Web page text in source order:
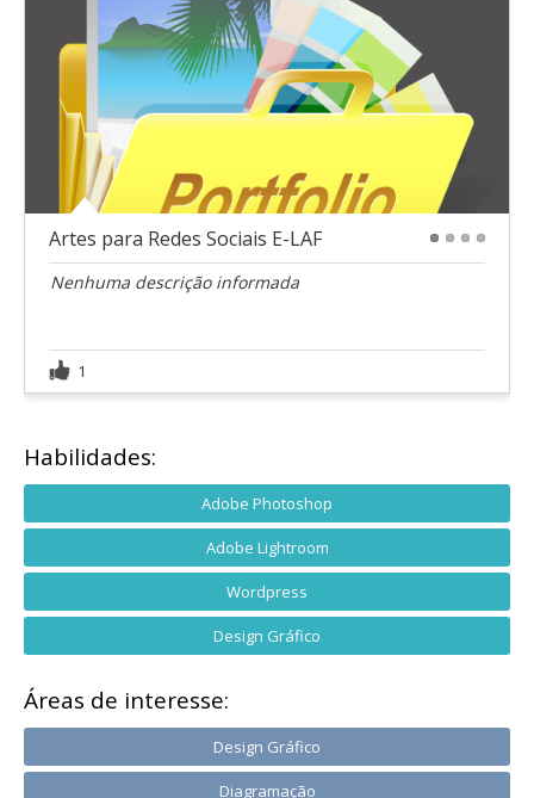
Artes para Redes Sociais E-LAF
Nenhuma descrição informada
1
Habilidades:
Adobe Photoshop
Adobe Lightroom
Wordpress
Design Gráfico
Áreas de interesse:
Design Gráfico
Diagramação